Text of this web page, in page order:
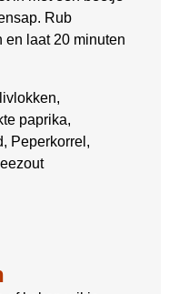
Rub
en laat 20 minuten
paprika,
Peperkorrel,